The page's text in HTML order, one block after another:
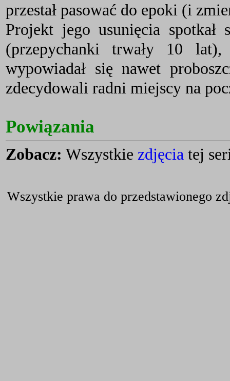
przestał pasować do epoki (i
Projekt jego usunięcia
(przepychanki trwały 10
wypowiadał się nawet
zdecydowali radni miejscy na
Powiązania
Zobacz: Wszystkie zdjęcia tej
Wszystkie prawa do przedstawionego